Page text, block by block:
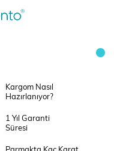
Kargom Nasıl
Hazırlanıyor?
1 Yıl Garanti
Süresi